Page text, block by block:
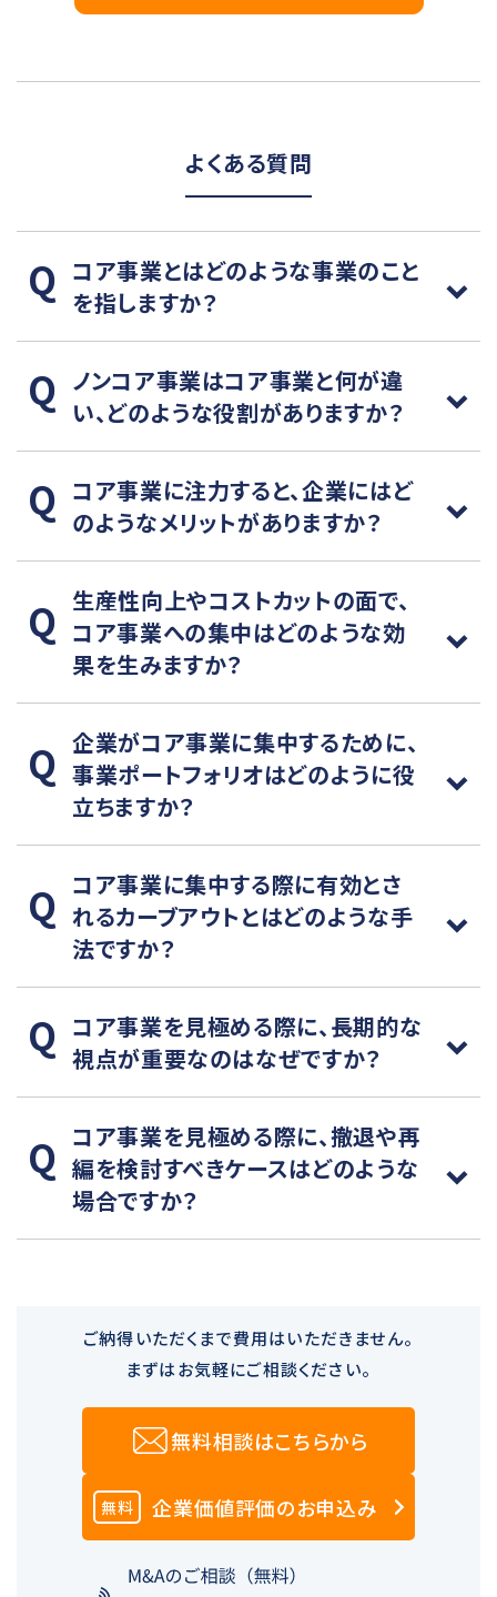
よくある質問
コア事業とはどのような事業のこと
を指しますか？
ノンコア事業はコア事業と何が違
い、どのような役割がありますか？
コア事業に注力すると、企業にはど
のようなメリットがありますか？
生産性向上やコストカットの面で、
コア事業への集中はどのような効
果を生みますか？
企業がコア事業に集中するために、
事業ポートフォリオはどのように役
立ちますか？
コア事業に集中する際に有効とさ
れるカーブアウトとはどのような手
法ですか？
コア事業を見極める際に、長期的な
視点が重要なのはなぜですか？
コア事業を見極める際に、撤退や再
編を検討すべきケースはどのような
場合ですか？
ご納得いただくまで費用はいただきません。
まずはお気軽にご相談ください。
無料相談はこちらから
無料 企業価値評価のお申込み